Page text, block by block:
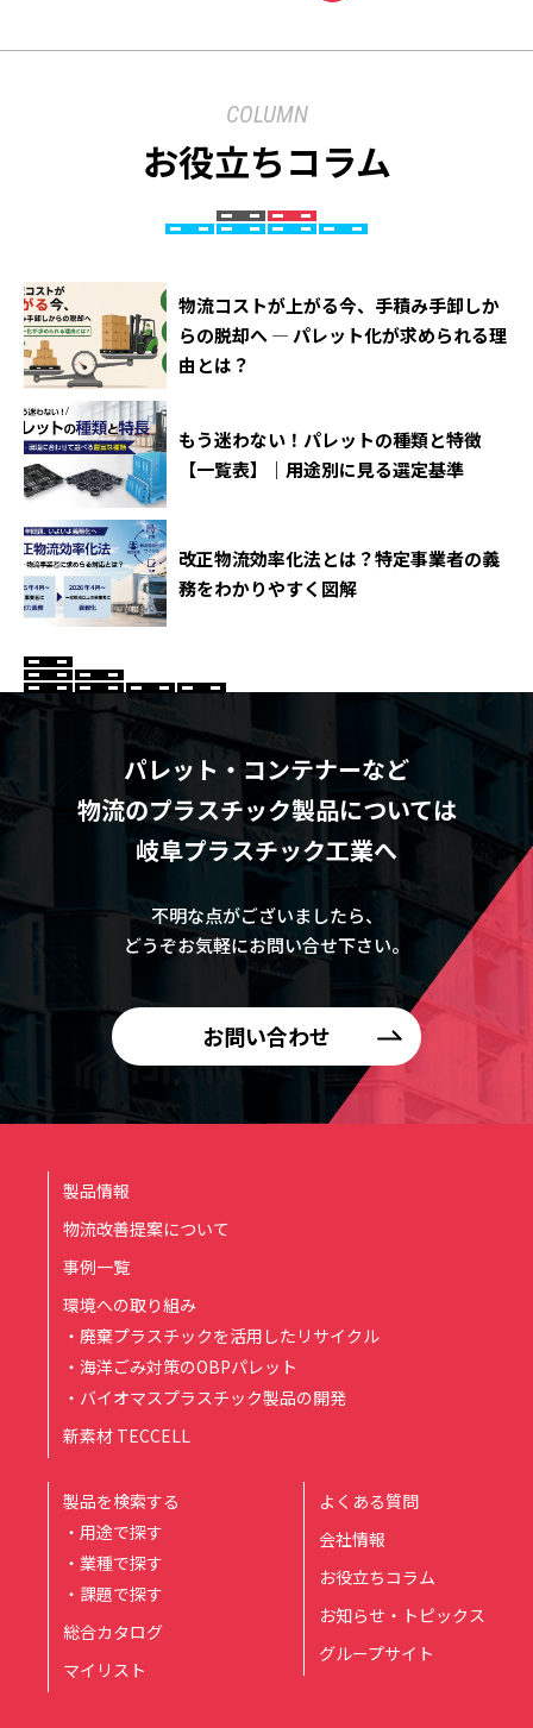
COLUMN
お役立ちコラム
物流コストが上がる今、手積み手卸しか
らの脱却へ ― パレット化が求められる理
由とは？
もう迷わない！パレットの種類と特徴
【一覧表】｜用途別に見る選定基準
改正物流効率化法とは？特定事業者の義
務をわかりやすく図解
パレット・コンテナーなど
物流のプラスチック製品については
岐阜プラスチック工業へ
不明な点がございましたら、
どうぞお気軽にお問い合せ下さい。
お問い合わせ
製品情報
物流改善提案について
事例一覧
環境への取り組み
・廃棄プラスチックを活用したリサイクル
・海洋ごみ対策のOBPパレット
・バイオマスプラスチック製品の開発
新素材 TECCELL
製品を検索する
・用途で探す
・業種で探す
・課題で探す
総合カタログ
マイリスト
よくある質問
会社情報
お役立ちコラム
お知らせ・トピックス
グループサイト